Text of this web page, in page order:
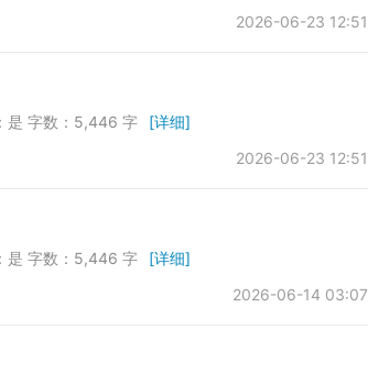
2026-06-23 12:51
是 字数：5,446 字
[详细]
2026-06-23 12:51
是 字数：5,446 字
[详细]
2026-06-14 03:07